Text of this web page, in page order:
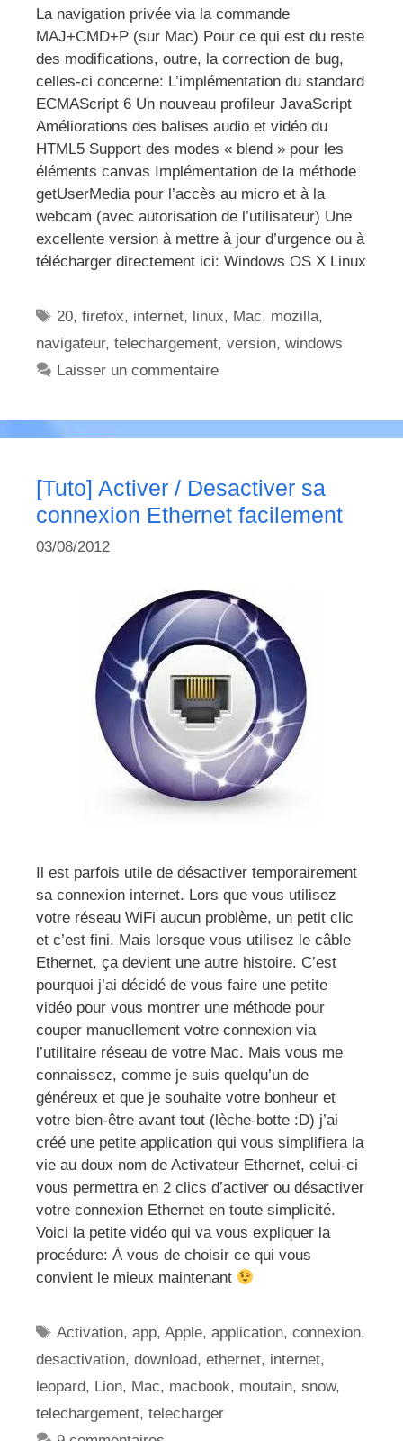
La navigation privée via la commande
MAJ+CMD+P (sur Mac) Pour ce qui est du reste
des modifications, outre, la correction de bug,
celles-ci concerne: L’implémentation du standard
ECMAScript 6 Un nouveau profileur JavaScript
Améliorations des balises audio et vidéo du
HTML5 Support des modes « blend » pour les
éléments canvas Implémentation de la méthode
getUserMedia pour l’accès au micro et à la
webcam (avec autorisation de l’utilisateur) Une
excellente version à mettre à jour d’urgence ou à
télécharger directement ici: Windows OS X Linux
Étiquettes
20,firefox, internet, linux, Mac, mozilla,
navigateur, telechargement, version, windows
Laisser un commentaire
[Tuto] Activer / Desactiver sa
connexion Ethernet facilement
03/08/2012
Il est parfois utile de désactiver temporairement
sa connexion internet. Lors que vous utilisez
votre réseau WiFi aucun problème, un petit clic
et c’est fini. Mais lorsque vous utilisez le câble
Ethernet, ça devient une autre histoire. C’est
pourquoi j’ai décidé de vous faire une petite
vidéo pour vous montrer une méthode pour
couper manuellement votre connexion via
l’utilitaire réseau de votre Mac. Mais vous me
connaissez, comme je suis quelqu’un de
généreux et que je souhaite votre bonheur et
votre bien-être avant tout (lèche-botte :D) j’ai
créé une petite application qui vous simplifiera la
vie au doux nom de Activateur Ethernet, celui-ci
vous permettra en 2 clics d’activer ou désactiver
votre connexion Ethernet en toute simplicité.
Voici la petite vidéo qui va vous expliquer la
procédure: À vous de choisir ce qui vous
convient le mieux maintenant
Étiquettes
Activation,app,Apple,application,connexion,
desactivation, download, ethernet, internet,
leopard, Lion, Mac, macbook, moutain, snow,
telechargement, telecharger